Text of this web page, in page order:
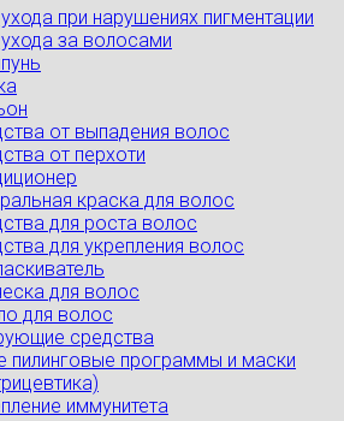
при нарушениях пигментации
за волосами
от выпадения волос
от перхоти
краска для волос
для роста волос
для укрепления волос
для волос
для волос
средства
программы и маски
иммунитета